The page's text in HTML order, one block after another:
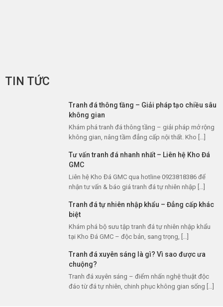
TIN TỨC
Tranh đá thông tầng – Giải pháp tạo chiều sâu
không gian
Khám phá tranh đá thông tầng – giải pháp mở rộng
không gian, nâng tầm đẳng cấp nội thất. Kho […]
Tư vấn tranh đá nhanh nhất – Liên hệ Kho Đá
GMC
Liên hệ Kho Đá GMC qua hotline 0923818386 để
nhận tư vấn & báo giá tranh đá tự nhiên nhập […]
Tranh đá tự nhiên nhập khẩu – Đẳng cấp khác
biệt
Khám phá bộ sưu tập tranh đá tự nhiên nhập khẩu
tại Kho Đá GMC – độc bản, sang trọng, […]
Tranh đá xuyên sáng là gì? Vì sao được ưa
chuộng?
Tranh đá xuyên sáng – điểm nhấn nghệ thuật độc
đáo từ đá tự nhiên, chinh phục không gian sống […]